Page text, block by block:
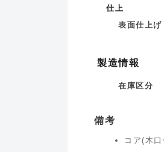
仕上
表面仕上げ
製造情報
在庫区分
備考
コア(木